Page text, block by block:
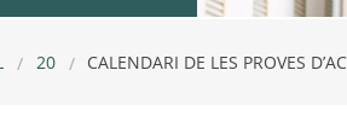
20 CALENDARI DE LES PROVES